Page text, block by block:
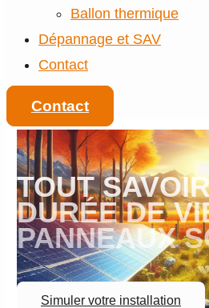
Ballon thermique
Dépannage et SAV
Contact
Contact
TOUT
DURÉE DE
PANNEAUX
Simuler votre installation